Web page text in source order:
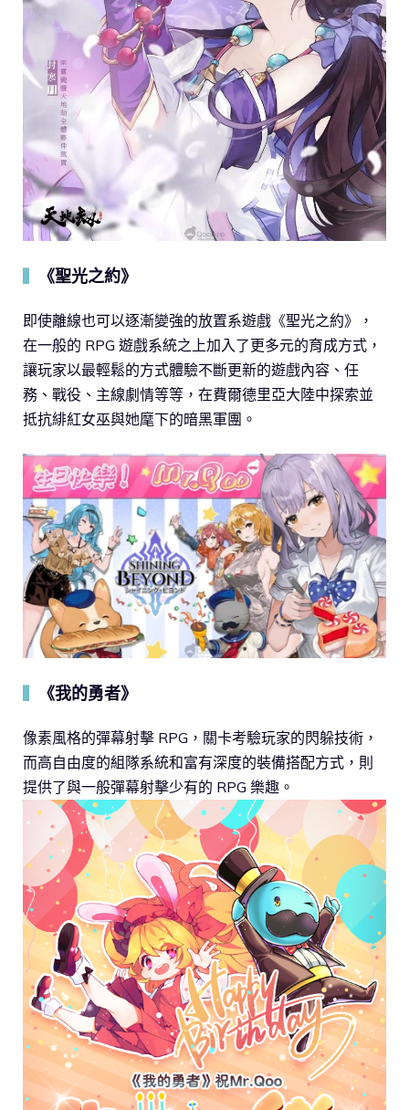
《聖光之約》
即使離線也可以逐漸變強的放置系遊戲《聖光之約》，
在一般的 RPG 遊戲系統之上加入了更多元的育成方式，
讓玩家以最輕鬆的方式體驗不斷更新的遊戲內容、任
務、戰役、主線劇情等等，在費爾德里亞大陸中探索並
抵抗緋紅女巫與她麾下的暗黑軍團。
《我的勇者》
像素風格的彈幕射擊 RPG，關卡考驗玩家的閃躲技術，
而高自由度的組隊系統和富有深度的裝備搭配方式，則
提供了與一般彈幕射擊少有的 RPG 樂趣。